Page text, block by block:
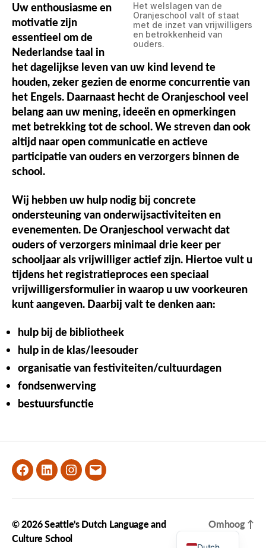
Het welslagen van de
Oranjeschool valt of staat
met de inzet van vrijwilligers
en betrokkenheid van
ouders.
Uw enthousiasme en
motivatie zijn
essentieel om de
Nederlandse taal in
het dagelijkse leven van uw kind levend te
houden, zeker gezien de enorme concurrentie van
het Engels. Daarnaast hecht de Oranjeschool veel
belang aan uw mening, ideeën en opmerkingen
met betrekking tot de school. We streven dan ook
altijd naar open communicatie en actieve
participatie van ouders en verzorgers binnen de
school.
Wij hebben uw hulp nodig bij concrete
ondersteuning van onderwijsactiviteiten en
evenementen. De Oranjeschool verwacht dat
ouders of verzorgers minimaal drie keer per
schooljaar als vrijwilliger actief zijn. Hiertoe vult u
tijdens het registratieproces een speciaal
vrijwilligersformulier in waarop u uw voorkeuren
kunt aangeven. Daarbij valt te denken aan:
hulp bij de bibliotheek
hulp in de klas/leesouder
organisatie van festiviteiten/cultuurdagen
fondsenwerving
bestuursfunctie
FacebookLinkedInInstagram
Email
© 2026Seattle's Dutch Language and
Culture School
Omhoog ↑
English